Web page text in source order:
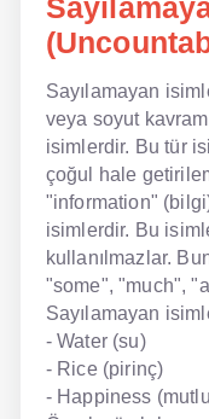
Sayılamayan
veya soyut
isimlerdir. Bu tür
çoğul hale
"information"
isimlerdir. Bu
kullanılmazlar.
"some", "much",
Sayılamayan
- Water (su)
- Rice (pirinç)
- Happiness